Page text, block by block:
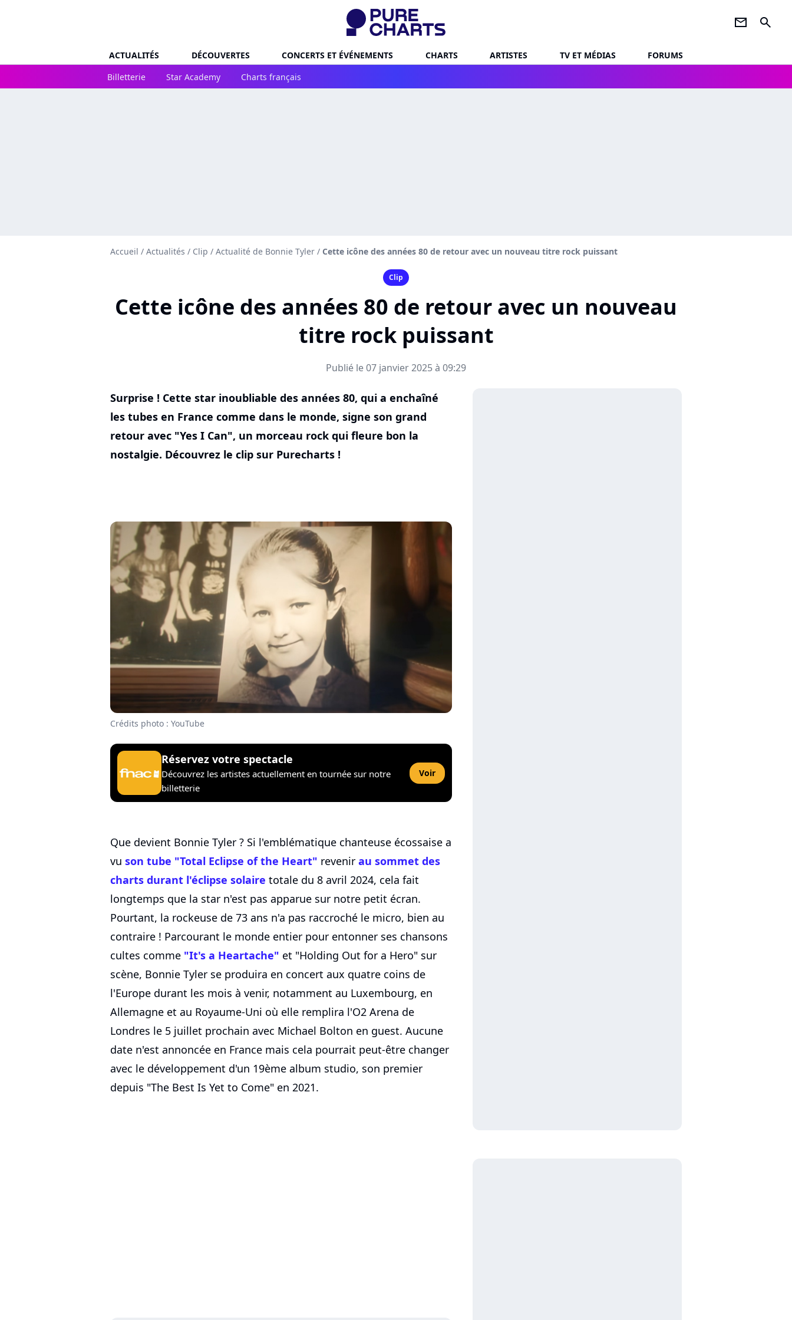
newsletter search
ACTUALITÉS DÉCOUVERTES CONCERTS ET ÉVÉNEMENTS CHARTS ARTISTES TV ET MÉDIAS
FORUMS
Billetterie
Star Academy Charts français
Accueil / Actualités / Clip / Actualité de Bonnie Tyler / Cette icône des années 80 de retour avec un nouveau titre rock puissant
Clip
Cette icône des années 80 de retour avec un nouveau
titre rock puissant
Publié le 07 janvier 2025 à 09:29
Surprise ! Cette star inoubliable des années 80, qui a enchaîné
les tubes en France comme dans le monde, signe son grand
retour avec "Yes I Can", un morceau rock qui fleure bon la
nostalgie. Découvrez le clip sur Purecharts !
Crédits photo : YouTube
Réservez votre spectacle
Découvrez les artistes actuellement en tournée sur notre
billetterie
Voir
Que devient Bonnie Tyler ? Si l'emblématique chanteuse écossaise a
vu son tube "Total Eclipse of the Heart" revenir au sommet des
charts durant l'éclipse solaire totale du 8 avril 2024, cela fait
longtemps que la star n'est pas apparue sur notre petit écran.
Pourtant, la rockeuse de 73 ans n'a pas raccroché le micro, bien au
contraire ! Parcourant le monde entier pour entonner ses chansons
cultes comme "It's a Heartache" et "Holding Out for a Hero" sur
scène, Bonnie Tyler se produira en concert aux quatre coins de
l'Europe durant les mois à venir, notamment au Luxembourg, en
Allemagne et au Royaume-Uni où elle remplira l'O2 Arena de
Londres le 5 juillet prochain avec Michael Bolton en guest. Aucune
date n'est annoncée en France mais cela pourrait peut-être changer
avec le développement d'un 19ème album studio, son premier
depuis "The Best Is Yet to Come" en 2021.